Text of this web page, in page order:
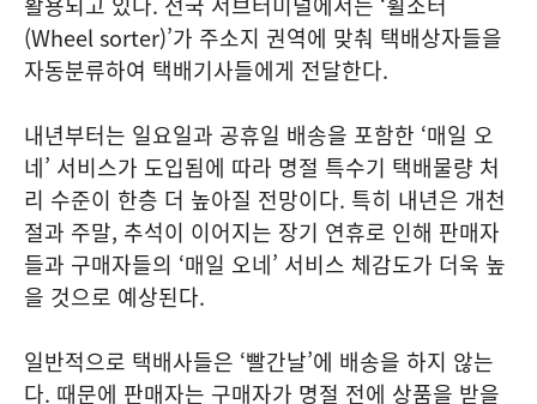
(Wheel sorter)’가 주소지 권역에 맞춰 택배상자들을
자동분류하여 택배기사들에게 전달한다.
내년부터는 일요일과 공휴일 배송을 포함한 ‘매일 오
네’ 서비스가 도입됨에 따라 명절 특수기 택배물량 처
리 수준이 한층 더 높아질 전망이다. 특히 내년은 개천
절과 주말, 추석이 이어지는 장기 연휴로 인해 판매자
들과 구매자들의 ‘매일 오네’ 서비스 체감도가 더욱 높
을 것으로 예상된다.
일반적으로 택배사들은 ‘빨간날’에 배송을 하지 않는
다. 때문에 판매자는 구매자가 명절 전에 상품을 받을